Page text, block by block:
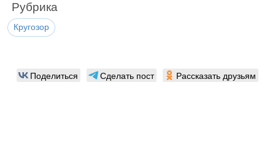
Рубрика
Кругозор
Поделиться Сделать пост Рассказать друзьям